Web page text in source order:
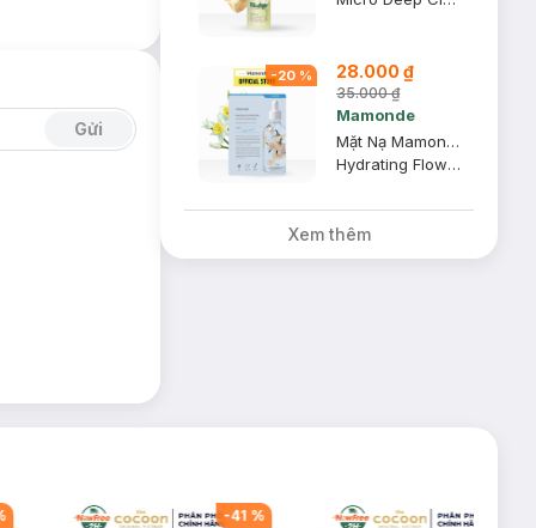
Gửi
-20 % 28.000 ₫
35.000 ₫
Mamonde
Mặt Nạ Mamonde Dưỡng Da Chuyên Sâu Hoa Thuỷ Tiên 25ml
Hydrating Flower Essence Mask - Narcissus
Xem thêm
-41 %